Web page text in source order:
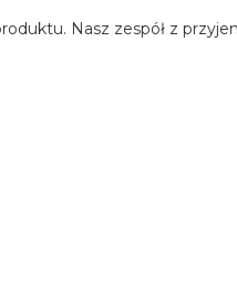
Nasz zespół z